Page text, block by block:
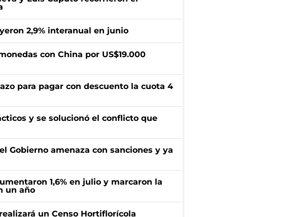
2,9% interanual en junio
con China por US$19.000
para pagar con descuento la cuota 4
y se solucionó el conflicto que
Gobierno amenaza con sanciones y ya
1,6% en julio y marcaron la
un año
un Censo Hortiflorícola